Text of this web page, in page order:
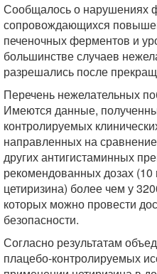
Сообщалось о нарушениях
сопровождающихся
печеночных ферментов и
большинстве случаев
разрешались после
Перечень нежелательных
Имеются данные,
контролируемых
направленных на
других антигистаминных
рекомендованных дозах (10
цетиризина) более чем у
которых можно провести
безопасности.
Согласно результатам
плацебо-контролируемых